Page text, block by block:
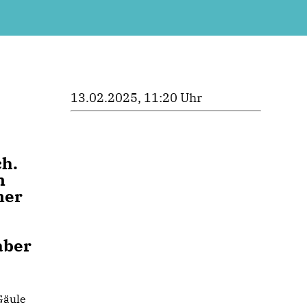
13.02.2025, 11:20 Uhr